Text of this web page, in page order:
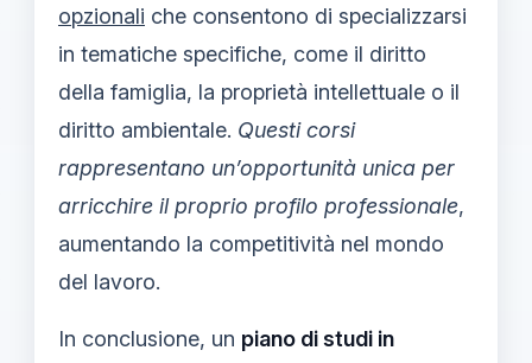
opzionali che consentono di specializzarsi
in tematiche specifiche, come il diritto
della famiglia, la proprietà intellettuale o il
diritto ambientale. Questi corsi
rappresentano un’opportunità unica per
arricchire il proprio profilo professionale,
aumentando la competitività nel mondo
del lavoro.
In conclusione, un piano di studi in